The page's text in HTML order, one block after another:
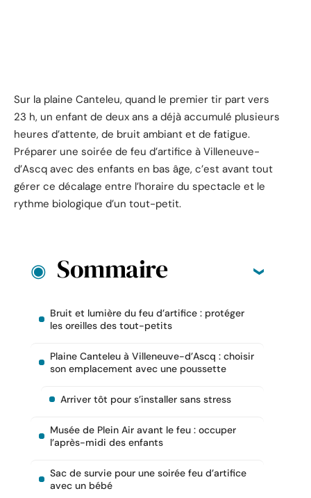
Sur la plaine Canteleu, quand le premier tir part vers
23 h, un enfant de deux ans a déjà accumulé plusieurs
heures d’attente, de bruit ambiant et de fatigue.
Préparer une soirée de feu d’artifice à Villeneuve-
d’Ascq avec des enfants en bas âge, c’est avant tout
gérer ce décalage entre l’horaire du spectacle et le
rythme biologique d’un tout-petit.
Sommaire
Bruit et lumière du feu d’artifice : protéger
les oreilles des tout-petits
Plaine Canteleu à Villeneuve-d’Ascq : choisir
son emplacement avec une poussette
Arriver tôt pour s’installer sans stress
Musée de Plein Air avant le feu : occuper
l’après-midi des enfants
Sac de survie pour une soirée feu d’artifice
avec un bébé